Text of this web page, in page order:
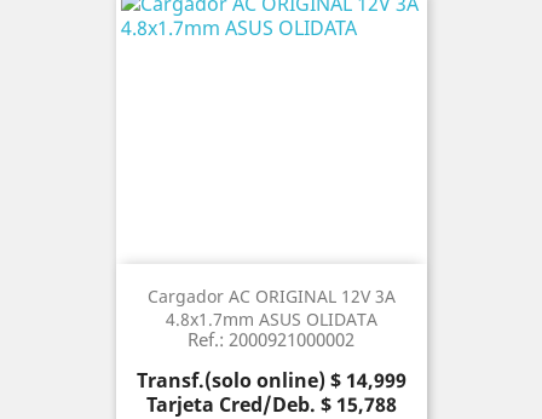
Cargador AC ORIGINAL 12V 3A
4.8x1.7mm ASUS OLIDATA
Ref.: 2000921000002
Precio
Transf.(solo online) $ 14,999
Tarjeta Cred/Deb. $ 15,788